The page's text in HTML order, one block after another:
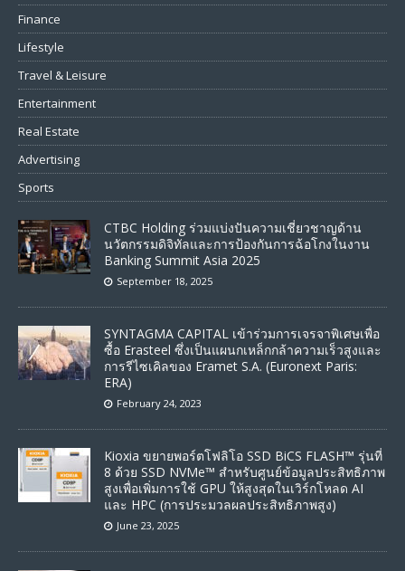
Finance
Lifestyle
Travel & Leisure
Entertainment
Real Estate
Advertising
Sports
CTBC Holding ร่วมแบ่งปันความเชี่ยวชาญด้าน
นวัตกรรมดิจิทัลและการป้องกันการฉ้อโกงในงาน
Banking Summit Asia 2025
September 18, 2025
SYNTAGMA CAPITAL เข้าร่วมการเจรจาพิเศษเพื่อ
ซื้อ Erasteel ซึ่งเป็นแผนกเหล็กกล้าความเร็วสูงและ
การรีไซเคิลของ Eramet S.A. (Euronext Paris:
ERA)
February 24, 2023
Kioxia ขยายพอร์ตโฟลิโอ SSD BiCS FLASH™ รุ่นที่
8 ด้วย SSD NVMe™ สำหรับศูนย์ข้อมูลประสิทธิภาพ
สูงเพื่อเพิ่มการใช้ GPU ให้สูงสุดในเวิร์กโหลด AI
และ HPC (การประมวลผลประสิทธิภาพสูง)
June 23, 2025